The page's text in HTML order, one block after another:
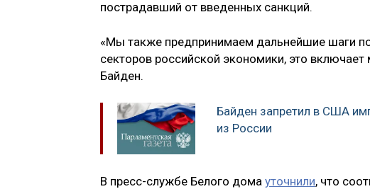
пострадавший от введенных санкций.
«Мы также предпринимаем дальнейшие шаги
секторов российской экономики, это
Байден.
Байден запретил в США
из России
В пресс-службе Белого дома уточнили, что